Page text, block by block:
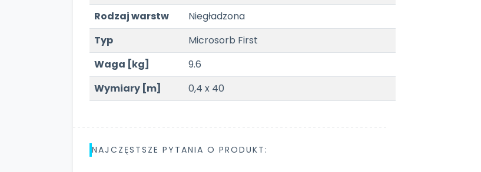
Rodzaj warstw
Niegładzona
Typ
Microsorb First
Waga [kg]
9.6
Wymiary [m]
0,4 x 40
NAJCZĘSTSZE PYTANIA O PRODUKT: